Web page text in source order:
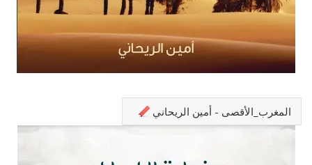
المغرب_الأقصى - أمين الريحاني